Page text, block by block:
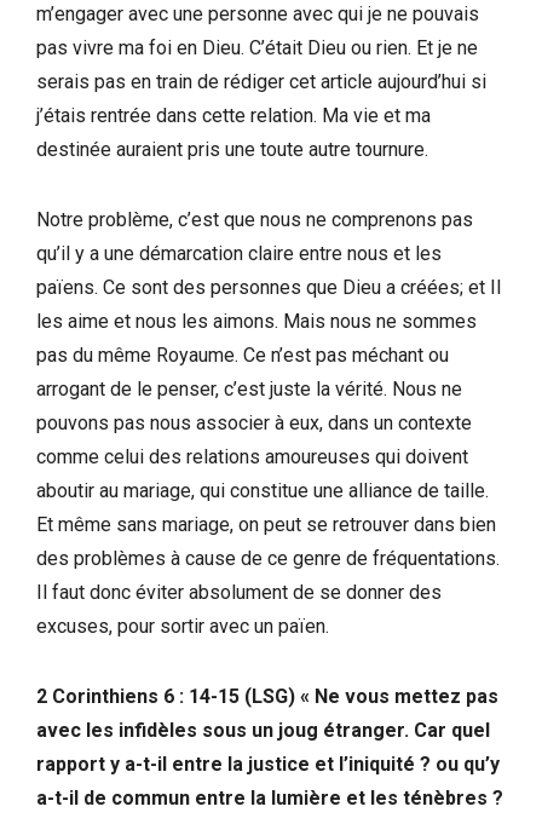
m’engager avec une personne avec qui je ne pouvais
pas vivre ma foi en Dieu. C’était Dieu ou rien. Et je ne
serais pas en train de rédiger cet article aujourd’hui si
j’étais rentrée dans cette relation. Ma vie et ma
destinée auraient pris une toute autre tournure.
Notre problème, c’est que nous ne comprenons pas
qu’il y a une démarcation claire entre nous et les
païens. Ce sont des personnes que Dieu a créées; et Il
les aime et nous les aimons. Mais nous ne sommes
pas du même Royaume. Ce n’est pas méchant ou
arrogant de le penser, c’est juste la vérité. Nous ne
pouvons pas nous associer à eux, dans un contexte
comme celui des relations amoureuses qui doivent
aboutir au mariage, qui constitue une alliance de taille.
Et même sans mariage, on peut se retrouver dans bien
des problèmes à cause de ce genre de fréquentations.
Il faut donc éviter absolument de se donner des
excuses, pour sortir avec un païen.
2 Corinthiens 6 : 14-15 (LSG) « Ne vous mettez pas
avec les infidèles sous un joug étranger. Car quel
rapport y a-t-il entre la justice et l’iniquité ? ou qu’y
a-t-il de commun entre la lumière et les ténèbres ?